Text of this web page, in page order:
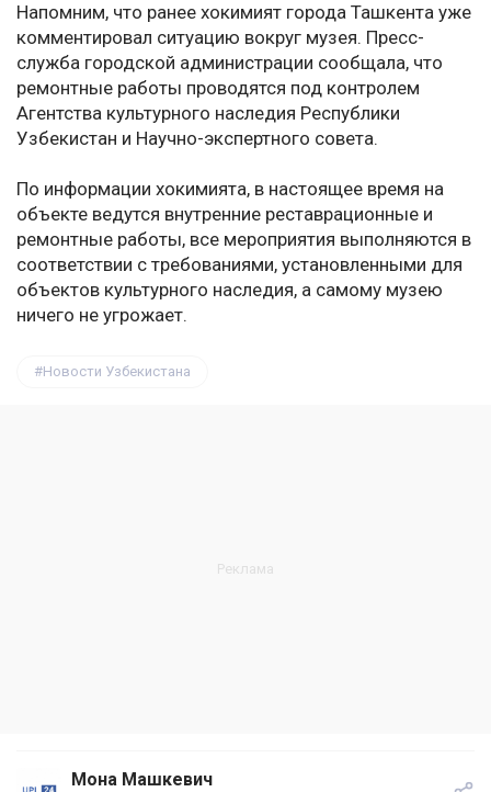
Напомним, что ранее хокимият города Ташкента уже
комментировал ситуацию вокруг музея. Пресс-
служба городской администрации сообщала, что
ремонтные работы проводятся под контролем
Агентства культурного наследия Республики
Узбекистан и Научно-экспертного совета.
По информации хокимията, в настоящее время на
объекте ведутся внутренние реставрационные и
ремонтные работы, все мероприятия выполняются в
соответствии с требованиями, установленными для
объектов культурного наследия, а самому музею
ничего не угрожает.
Новости Узбекистана
Мона Машкевич